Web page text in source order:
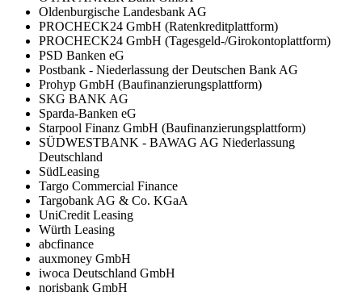
Oldenburgische Landesbank AG
PROCHECK24 GmbH (Ratenkreditplattform)
PROCHECK24 GmbH (Tagesgeld-/Girokontoplattform)
PSD Banken eG
Postbank - Niederlassung der Deutschen Bank AG
Prohyp GmbH (Baufinanzierungsplattform)
SKG BANK AG
Sparda-Banken eG
Starpool Finanz GmbH (Baufinanzierungsplattform)
SÜDWESTBANK - BAWAG AG Niederlassung
Deutschland
SüdLeasing
Targo Commercial Finance
Targobank AG & Co. KGaA
UniCredit Leasing
Würth Leasing
abcfinance
auxmoney GmbH
iwoca Deutschland GmbH
norisbank GmbH